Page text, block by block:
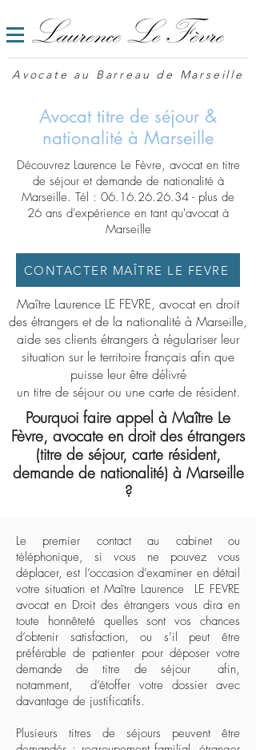
Avocate au Barreau de Marseille
Avocat titre de séjour &
nationalité à Marseille
Découvrez Laurence Le Fèvre, avocat en titre
de séjour et demande de nationalité à
Marseille. Tél : 06.16.26.26.34 - plus de
26 ans d'expérience en tant qu'avocat à
Marseille
CONTACTER MAÎTRE LE FEVRE
Maître Laurence LE FEVRE, avocat en droit
des étrangers et de la nationalité à Marseille,
aide ses clients étrangers à régulariser leur
situation sur le territoire français afin que
puisse leur être délivré
un titre de séjour ou une carte de résident.
Pourquoi faire appel à Maître Le
Fèvre, avocate en droit des étrangers
(titre de séjour, carte résident,
demande de nationalité) à Marseille
?
Le premier contact au cabinet ou
téléphonique, si vous ne pouvez vous
déplacer, est l’occasion d’examiner en détail
votre situation et Maître Laurence LE FEVRE
avocat en Droit des étrangers vous dira en
toute honnêteté quelles sont vos chances
d’obtenir satisfaction, ou s’il peut être
préférable de patienter pour déposer votre
demande de titre de séjour afin,
notamment, d’étoffer votre dossier avec
davantage de justificatifs.
Plusieurs titres de séjours peuvent être